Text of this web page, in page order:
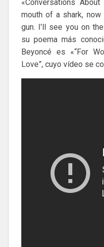
«Conversations
mouth of a shark,
gun. I’ll see you on
su poema más
Beyoncé es «“For
Love”, cuyo vídeo se